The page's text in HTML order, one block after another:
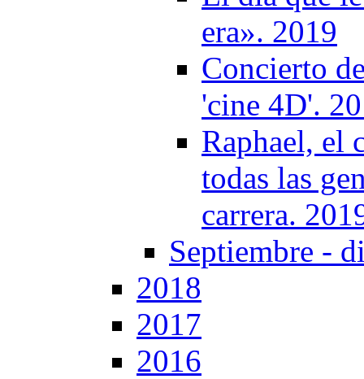
era». 2019
Concierto
'cine 4D'.
Raphael, el
todas las
carrera.
Septiembre -
2018
2017
2016